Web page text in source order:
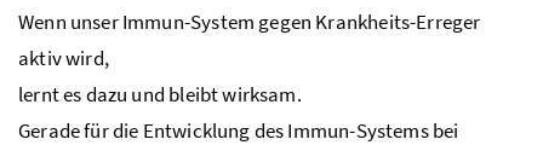
Wenn unser Immun-System gegen Krankheits-Erreger
aktiv wird,
lernt es dazu und bleibt wirksam.
Gerade für die Entwicklung des Immun-Systems bei